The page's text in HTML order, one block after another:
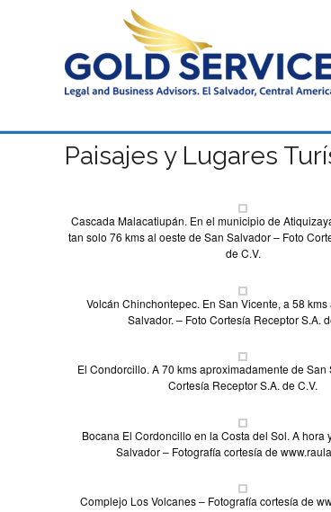
Paisajes y Lugares
Cascada Malacatiupán. En el municipio de
tan solo 76 kms al oeste de San Salvador – Foto
de C.V.
Volcán Chinchontepec. En San Vicente, a 58 kms
Salvador. – Foto Cortesía Receptor S.A.
El Condorcillo. A 70 kms aproximadamente de San
Cortesía Receptor S.A. de C.V.
Bocana El Cordoncillo en la Costa del Sol. A hora
Salvador – Fotografía cortesía de
Complejo Los Volcanes – Fotografía cortesía de